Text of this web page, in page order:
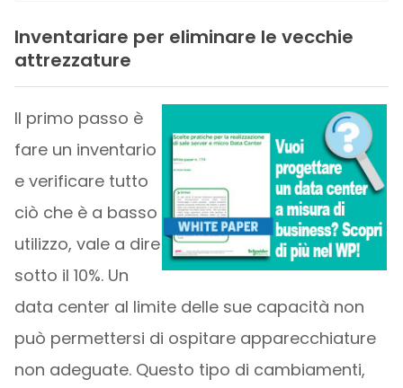
Inventariare per eliminare le vecchie
attrezzature
Il primo passo è
fare un inventario
e verificare tutto
ciò che è a basso
utilizzo, vale a dire
sotto il 10%. Un
data center al limite delle sue capacità non
può permettersi di ospitare apparecchiature
non adeguate. Questo tipo di cambiamenti,